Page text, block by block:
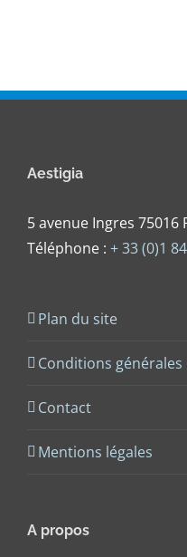
Aestigia
5 avenue Ingres 75016
Téléphone : + 33 (0)1
Plan du site
Conditions générales
Contact
Mentions légales
A propos